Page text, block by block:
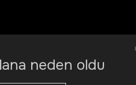
neden oldu